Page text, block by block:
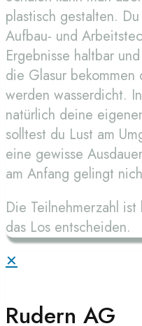
plastisch gestalten.
Aufbau- und
Ergebnisse haltbar
die Glasur
werden wasserdicht.
natürlich deine
solltest du Lust am
eine gewisse
am Anfang gelingt
Die Teilnehmerzahl
das Los entscheiden.
✕
Rudern AG